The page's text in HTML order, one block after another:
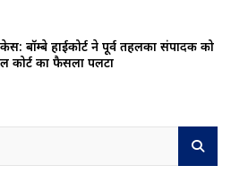
बॉम्बे हाईकोर्ट ने पूर्व तहलका संपादक को
कोर्ट का फैसला पलटा